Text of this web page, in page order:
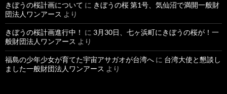
きぼうの桜計画について に きぼうの桜 第1号、気仙沼で満開一般財
団法人ワンアース より
きぼうの桜計画進行中！ に 3月30日、七ヶ浜町にきぼうの桜が！一
般財団法人ワンアース より
福島の少年少女が育てた宇宙アサガオが台湾へ に 台湾大使と懇談し
ました一般財団法人ワンアース より